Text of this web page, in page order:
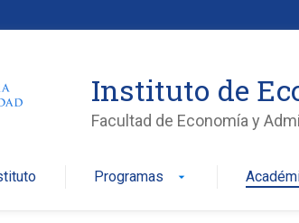
Instituto de
Facultad de Economía y
Programas arrow_drop_down